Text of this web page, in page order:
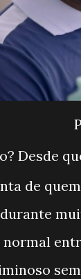
Desde
de
normal